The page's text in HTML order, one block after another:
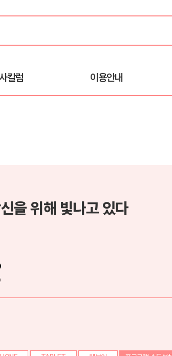
칼럼 이용안내
을 위해 빛나고 있다